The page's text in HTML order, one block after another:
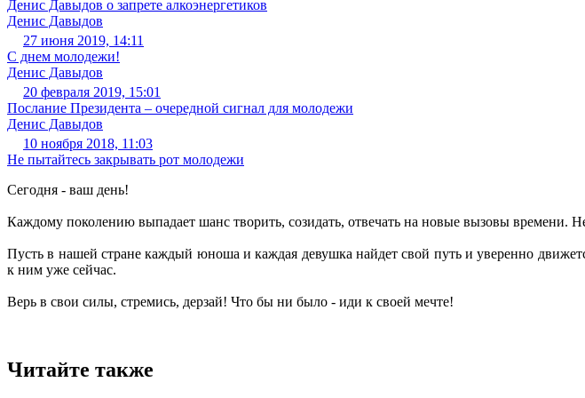
Денис Давыдов о запрете алкоэнергетиков
Денис Давыдов
27 июня 2019, 14:11
С днем молодежи!
Денис Давыдов
20 февраля 2019, 15:01
Послание Президента – очередной сигнал для молодежи
Денис Давыдов
10 ноября 2018, 11:03
Не пытайтесь закрывать рот молодежи
Сегодня - ваш день!
Каждому поколению выпадает шанс творить, созидать, отвечать на новые вызовы времени.
Пусть в нашей стране каждый юноша и каждая девушка найдет свой путь и уверенно
к ним уже сейчас.
Верь в свои силы, стремись, дерзай! Что бы ни было - иди к своей мечте!
Читайте также